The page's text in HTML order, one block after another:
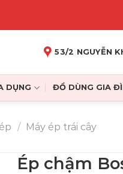
53/2 NGUYỄN
DỤNG ĐỒ DÙNG GIA
/ Máy ép trái cây
Ép chậm